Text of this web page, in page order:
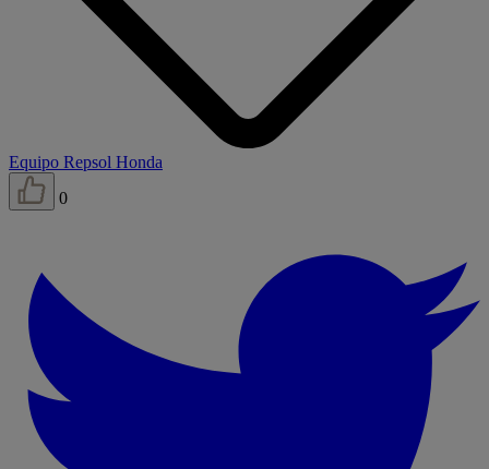
Equipo Repsol Honda
0